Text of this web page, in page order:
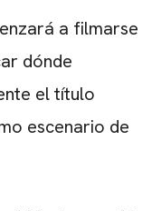
a filmarse
dónde
el título
escenario de